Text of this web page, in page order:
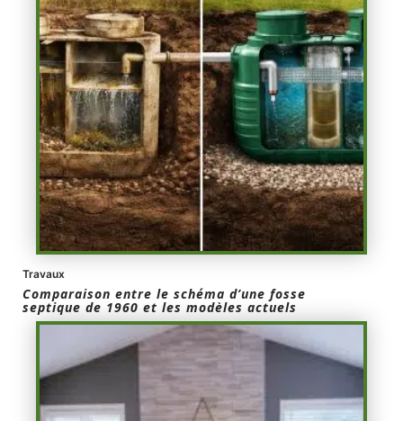
Travaux
Comparaison entre le schéma d’une fosse
septique de 1960 et les modèles actuels